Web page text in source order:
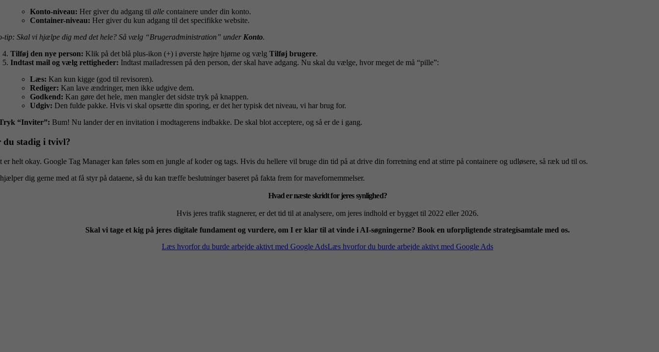
Konto-niveau: Her giver du adgang tilalle containere under din konto.
Container-niveau: Her giver du kun adgang til det specifikke website.
tip: Skal vi hjælpe dig med det hele? Så vælg “Brugeradministration” underKonto.
Tilføj den nye person: Klik på det blå plus-ikon (+) i øverste højre hjørne og vælgTilføj brugere.
Indtast mail og vælg rettigheder: Indtast mailadressen på den person, der skal have adgang. Nu skal du vælge, hvor meget de må “pille”:
Læs: Kan kun kigge (god til revisoren).
Rediger: Kan lave ændringer, men ikke udgive dem.
Godkend: Kan gøre det hele, men mangler det sidste tryk på knappen.
Udgiv: Den fulde pakke. Hvis vi skal opsætte din sporing, er det her typisk det niveau, vi har brug for.
“Inviter”: Bum! Nu lander der en invitation i modtagerens indbakke. De skal blot acceptere, og så er de i gang.
du stadig i tvivl?
er helt okay. Google Tag Manager kan føles som en jungle af koder og tags. Hvis du hellere vil bruge din tid på at drive din forretning end at stirre på containere og udløsere, så ræk ud til os.
dig gerne med at få styr på dataene, så du kan træffe beslutninger baseret på fakta frem for mavefornemmelser.
Hvad er næste skridt for jeres synlighed?
Hvis jeres trafik stagnerer, er det tid til at analysere, om jeres indhold er bygget til 2022 eller 2026.
Skal vi tage et kig på jeres digitale fundament og vurdere, om I er klar til at vinde i AI-søgningerne? Book en uforpligtende strategisamtale med os.
Læs hvorfor du burde arbejde aktivt med Google AdsLæs hvorfor du burde arbejde aktivt med Google Ads